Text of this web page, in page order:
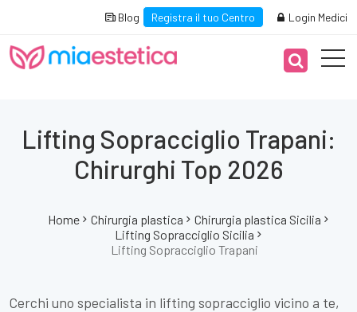
Blog Registra il tuo Centro Login Medici
Lifting Sopracciglio Trapani:
Chirurghi Top 2026
Home Chirurgia plastica
Chirurgia plastica Sicilia
Lifting Sopracciglio Sicilia
Lifting Sopracciglio Trapani
Cerchi uno specialista in lifting sopracciglio vicino a te,